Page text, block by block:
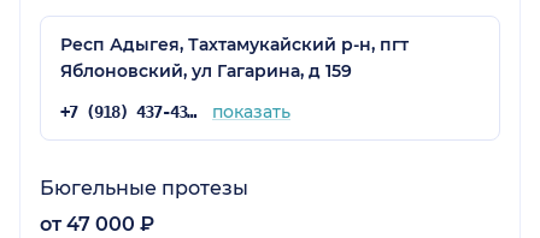
Респ Адыгея, Тахтамукайский р-н, пгт
Яблоновский, ул Гагарина, д 159
+7 (918) 437-43-72 показать
Бюгельные протезы
от 47 000 ₽